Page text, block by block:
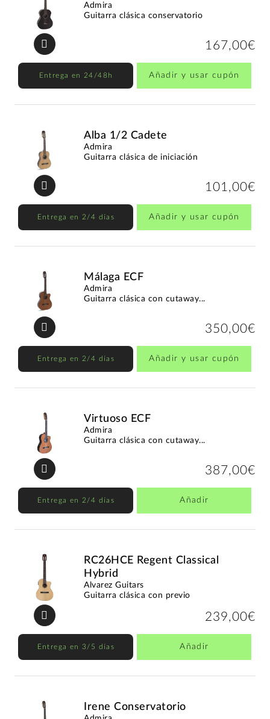
Admira
Guitarra clásica conservatorio
167,00€
Entrega en 24/48h Añadir y usar cupón
Alba 1/2 Cadete
Admira
Guitarra clásica de iniciación
101,00€
Entrega en 2/4 días Añadir y usar cupón
Málaga ECF
Admira
Guitarra clásica con cutaway...
350,00€
Entrega en 2/4 días Añadir y usar cupón
Virtuoso ECF
Admira
Guitarra clásica con cutaway...
387,00€
Entrega en 2/4 días Añadir
RC26HCE Regent Classical
Hybrid
Alvarez Guitars
Guitarra clásica con previo
239,00€
Entrega en 3/5 días Añadir
Irene Conservatorio